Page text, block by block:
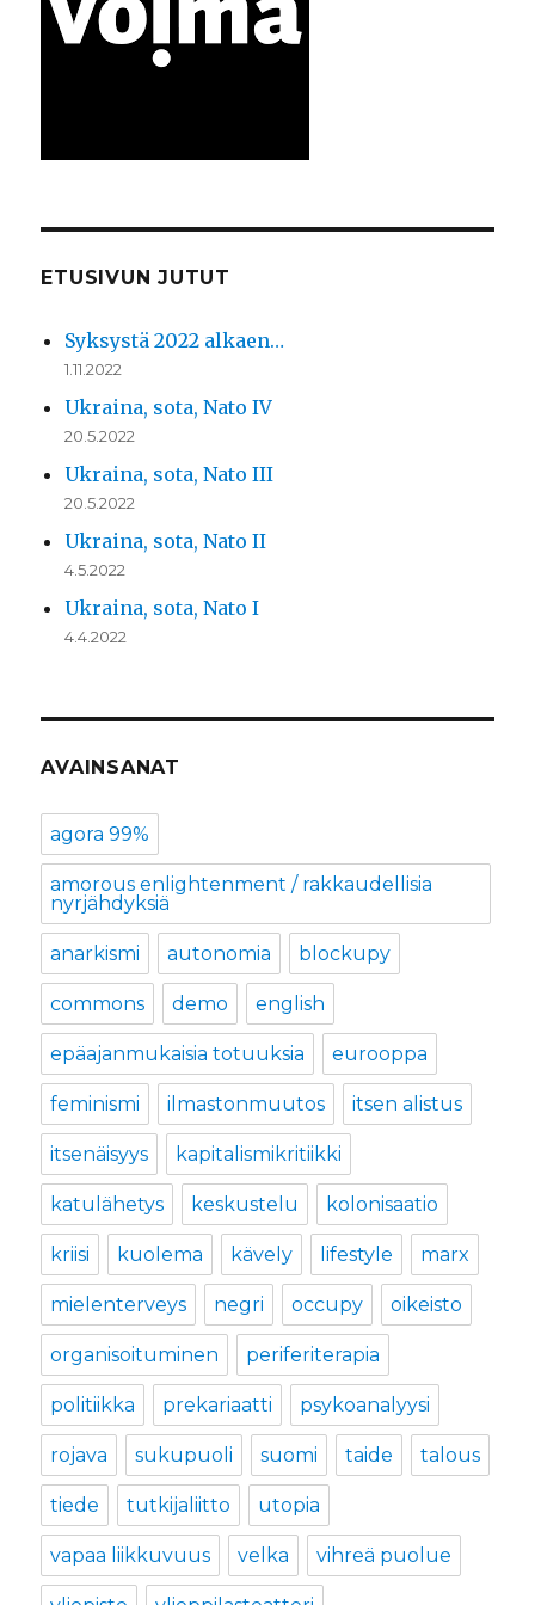
ETUSIVUN JUTUT
Syksystä 2022 alkaen…
1.11.2022
Ukraina, sota, Nato IV
20.5.2022
Ukraina, sota, Nato III
20.5.2022
Ukraina, sota, Nato II
4.5.2022
Ukraina, sota, Nato I
4.4.2022
AVAINSANAT
agora 99%
amorous enlightenment / rakkaudellisia
nyrjähdyksiä
anarkismi autonomia blockupy
commons demo english
epäajanmukaisia totuuksia eurooppa
feminismi ilmastonmuutos itsen alistus
itsenäisyys kapitalismikritiikki
katulähetys keskustelu kolonisaatio
kriisi kuolema kävely lifestyle marx
mielenterveys negri occupy oikeisto
organisoituminen periferiterapia
politiikka prekariaatti psykoanalyysi
rojava sukupuoli suomi taide talous
tiede tutkijaliitto utopia
vapaa liikkuvuus velka vihreä puolue